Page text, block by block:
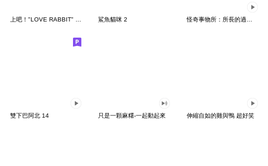
鯊魚貓咪 2
雙下巴阿北 14 只是一顆麻糬-一起動起來 伸縮自如的雞與鴨 超好笑